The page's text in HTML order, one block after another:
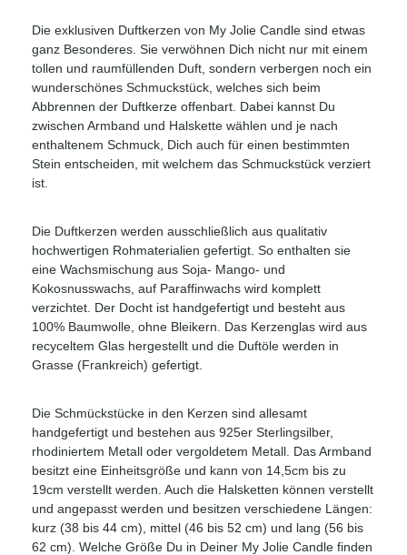
Die exklusiven Duftkerzen von My Jolie Candle sind etwas
ganz Besonderes. Sie verwöhnen Dich nicht nur mit einem
tollen und raumfüllenden Duft, sondern verbergen noch ein
wunderschönes Schmuckstück, welches sich beim
Abbrennen der Duftkerze offenbart. Dabei kannst Du
zwischen Armband und Halskette wählen und je nach
enthaltenem Schmuck, Dich auch für einen bestimmten
Stein entscheiden, mit welchem das Schmuckstück verziert
ist.
Die Duftkerzen werden ausschließlich aus qualitativ
hochwertigen Rohmaterialien gefertigt. So enthalten sie
eine Wachsmischung aus Soja- Mango- und
Kokosnusswachs, auf Paraffinwachs wird komplett
verzichtet. Der Docht ist handgefertigt und besteht aus
100% Baumwolle, ohne Bleikern. Das Kerzenglas wird aus
recyceltem Glas hergestellt und die Duftöle werden in
Grasse (Frankreich) gefertigt.
Die Schmückstücke in den Kerzen sind allesamt
handgefertigt und bestehen aus 925er Sterlingsilber,
rhodiniertem Metall oder vergoldetem Metall. Das Armband
besitzt eine Einheitsgröße und kann von 14,5cm bis zu
19cm verstellt werden. Auch die Halsketten können verstellt
und angepasst werden und besitzen verschiedene Längen:
kurz (38 bis 44 cm), mittel (46 bis 52 cm) und lang (56 bis
62 cm). Welche Größe Du in Deiner My Jolie Candle finden